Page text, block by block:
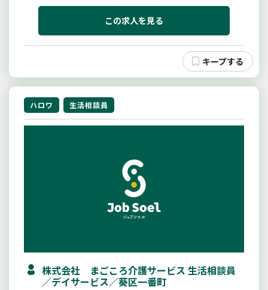
キルアップができます。＊変更範囲：変更無し
この求人を見る
ハロワ 生活相談員
株式会社 まごころ介護サービス 生活相談員
／デイサービス／葵区一番町